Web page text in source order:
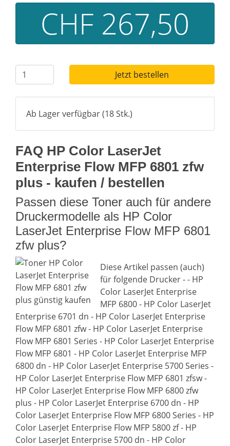
CHF 267,50
Jetzt bestellen
Ab Lager verfügbar (18 Stk.)
FAQ HP Color LaserJet
Enterprise Flow MFP 6801 zfw
plus - kaufen / bestellen
Passen diese Toner auch für andere
Druckermodelle als HP Color
LaserJet Enterprise Flow MFP 6801
zfw plus?
Diese Artikel passen (auch)
für folgende Drucker - - HP
Color LaserJet Enterprise
MFP 6800 - HP Color LaserJet
Enterprise 6701 dn - HP Color LaserJet Enterprise
Flow MFP 6801 zfw - HP Color LaserJet Enterprise
Flow MFP 6801 Series - HP Color LaserJet Enterprise
Flow MFP 6801 - HP Color LaserJet Enterprise MFP
6800 dn - HP Color LaserJet Enterprise 5700 Series -
HP Color LaserJet Enterprise Flow MFP 6801 zfsw -
HP Color LaserJet Enterprise Flow MFP 6800 zfw
plus - HP Color LaserJet Enterprise 6700 dn - HP
Color LaserJet Enterprise Flow MFP 6800 Series - HP
Color LaserJet Enterprise Flow MFP 5800 zf - HP
Color LaserJet Enterprise 5700 dn - HP Color